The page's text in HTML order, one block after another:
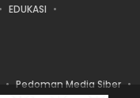
EDUKASI
Pedoman Media Siber